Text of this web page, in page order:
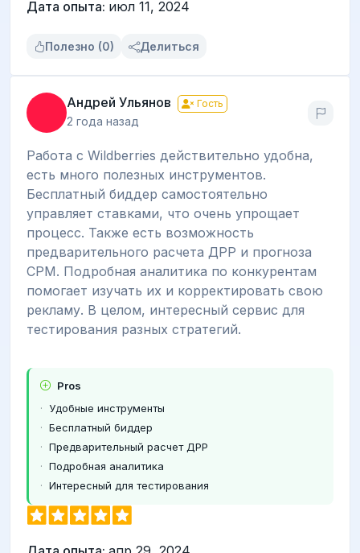
Дата опыта: июл 11, 2024
Полезно (0) Делиться
Андрей Ульянов Гость
2 года назад
Работа с Wildberries действительно удобна,
есть много полезных инструментов.
Бесплатный биддер самостоятельно
управляет ставками, что очень упрощает
процесс. Также есть возможность
предварительного расчета ДРР и прогноза
CPM. Подробная аналитика по конкурентам
помогает изучать их и корректировать свою
рекламу. В целом, интересный сервис для
тестирования разных стратегий.
Pros
Удобные инструменты
Бесплатный биддер
Предварительный расчет ДРР
Подробная аналитика
Интересный для тестирования